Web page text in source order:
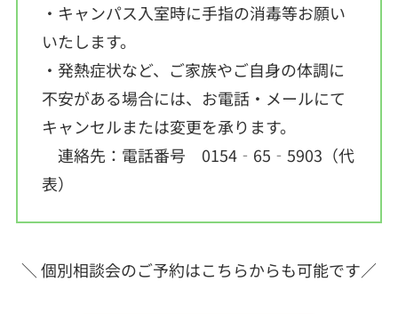
・キャンパス入室時に手指の消毒等お願い
いたします。
・発熱症状など、ご家族やご自身の体調に
不安がある場合には、お電話・メールにて
キャンセルまたは変更を承ります。
連絡先：電話番号 0154‐65‐5903（代
表）
＼ 個別相談会のご予約はこちらからも可能です／